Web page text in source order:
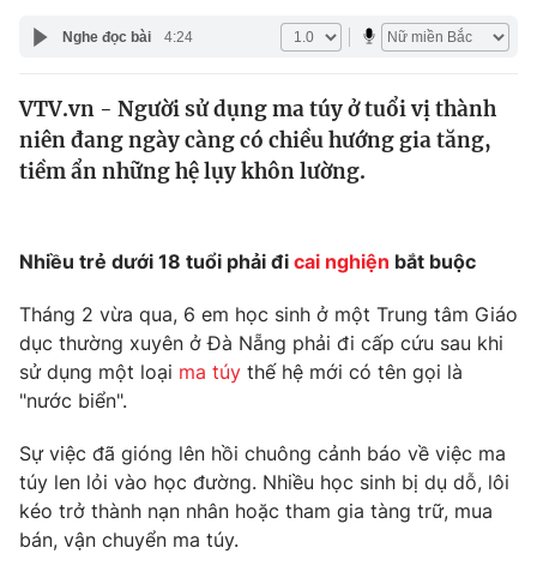
Thế giới
Thế giới đó đây
Tài chính
Thị trường
Góc doanh nghiệp
Truyền hình
Phim VTV
Hậu trường
Nhân vật
Khán giả
Điện ảnh
Âm nhạc
Đời sống
Du lịch
Giáo dục
Nghe đọc bài 4:24
VTV.vn - Người sử dụng ma túy ở tuổi vị thành
niên đang ngày càng có chiều hướng gia tăng,
tiềm ẩn những hệ lụy khôn lường.
Nhiều trẻ dưới 18 tuổi phải đi cai nghiện bắt buộc
Tháng 2 vừa qua, 6 em học sinh ở một Trung tâm Giáo
dục thường xuyên ở Đà Nẵng phải đi cấp cứu sau khi
sử dụng một loại ma túy thế hệ mới có tên gọi là
"nước biển".
Sự việc đã gióng lên hồi chuông cảnh báo về việc ma
túy len lỏi vào học đường. Nhiều học sinh bị dụ dỗ, lôi
kéo trở thành nạn nhân hoặc tham gia tàng trữ, mua
bán, vận chuyển ma túy.